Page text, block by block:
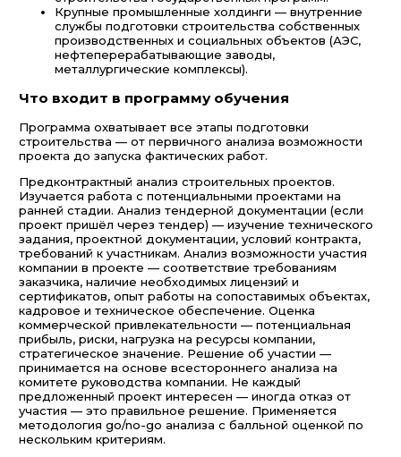
Крупные промышленные холдинги — внутренние
службы подготовки строительства собственных
производственных и социальных объектов (АЭС,
нефтеперерабатывающие заводы,
металлургические комплексы).
Что входит в программу обучения
Программа охватывает все этапы подготовки
строительства — от первичного анализа возможности
проекта до запуска фактических работ.
Предконтрактный анализ строительных проектов.
Изучается работа с потенциальными проектами на
ранней стадии. Анализ тендерной документации (если
проект пришёл через тендер) — изучение технического
задания, проектной документации, условий контракта,
требований к участникам. Анализ возможности участия
компании в проекте — соответствие требованиям
заказчика, наличие необходимых лицензий и
сертификатов, опыт работы на сопоставимых объектах,
кадровое и техническое обеспечение. Оценка
коммерческой привлекательности — потенциальная
прибыль, риски, нагрузка на ресурсы компании,
стратегическое значение. Решение об участии —
принимается на основе всестороннего анализа на
комитете руководства компании. Не каждый
предложенный проект интересен — иногда отказ от
участия — это правильное решение. Применяется
методология go/no-go анализа с балльной оценкой по
нескольким критериям.